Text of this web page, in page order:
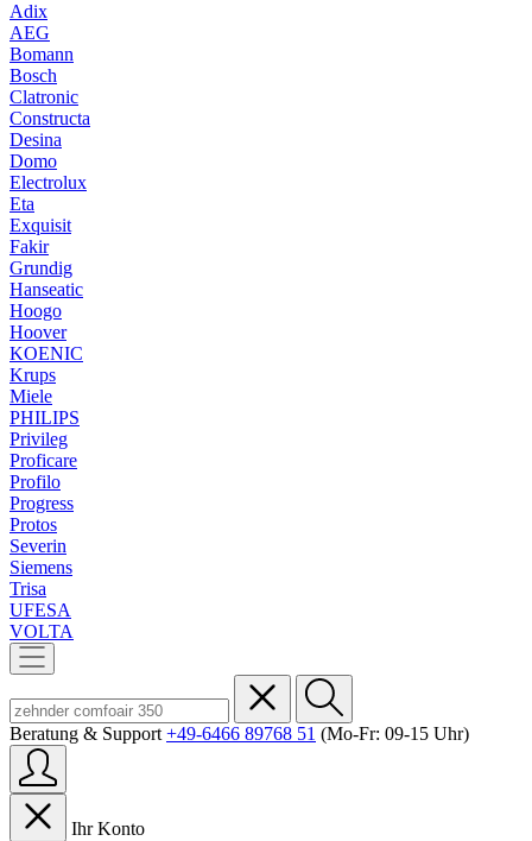
Adix
AEG
Bomann
Bosch
Clatronic
Constructa
Desina
Domo
Electrolux
Eta
Exquisit
Fakir
Grundig
Hanseatic
Hoogo
Hoover
KOENIC
Krups
Miele
PHILIPS
Privileg
Proficare
Profilo
Progress
Protos
Severin
Siemens
Trisa
UFESA
VOLTA
Beratung & Support +49-6466 89768 51 (Mo-Fr: 09-15 Uhr)
Ihr Konto